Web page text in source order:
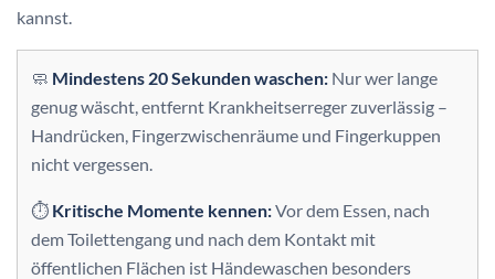
kannst.
🧼 Mindestens 20 Sekunden waschen: Nur wer lange
genug wäscht, entfernt Krankheitserreger zuverlässig –
Handrücken, Fingerzwischenräume und Fingerkuppen
nicht vergessen.
⏱️ Kritische Momente kennen:Vor dem Essen, nach
dem Toilettengang und nach dem Kontakt mit
öffentlichen Flächen ist Händewaschen besonders